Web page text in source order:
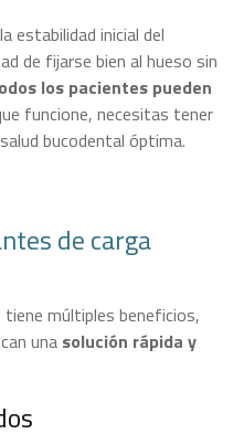
estabilidad inicial del
de fijarse bien al hueso sin
los pacientes pueden
funcione, necesitas tener
bucodental óptima.
de carga
múltiples beneficios,
una solución rápida y